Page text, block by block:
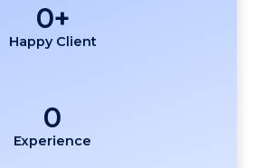
0+
Happy Client
0
Experience